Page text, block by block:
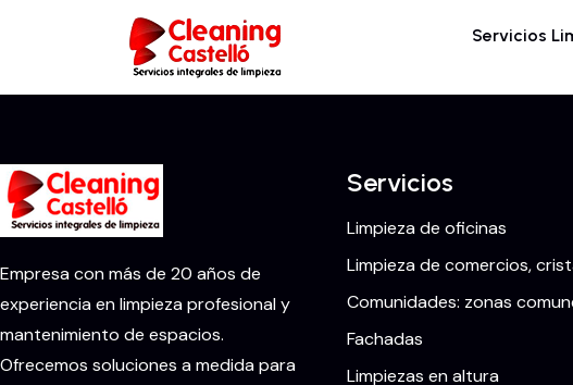
Servicios
Empresa con más de 20 años de
experiencia en limpieza profesional y
mantenimiento de espacios.
Ofrecemos soluciones a medida para
Servicios
Limpieza de oficinas
Limpieza de comercios,
Comunidades: zonas
Fachadas
Limpiezas en altura